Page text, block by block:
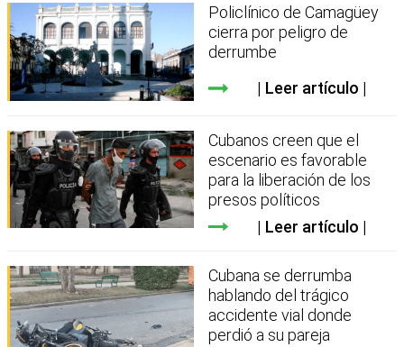
Policlínico de Camagüey
cierra por peligro de
derrumbe
Leer artículo
Cubanos creen que el
escenario es favorable
para la liberación de los
presos políticos
Leer artículo
Cubana se derrumba
hablando del trágico
accidente vial donde
perdió a su pareja